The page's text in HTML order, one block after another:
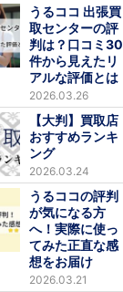
うるココ 出張買
取センターの評
判は？口コミ30
件から見えたリ
アルな評価とは
2026.03.26
【大判】買取店
おすすめランキ
ング
2026.03.24
うるココの評判
が気になる方
へ！実際に使っ
てみた正直な感
想をお届け
2026.03.21